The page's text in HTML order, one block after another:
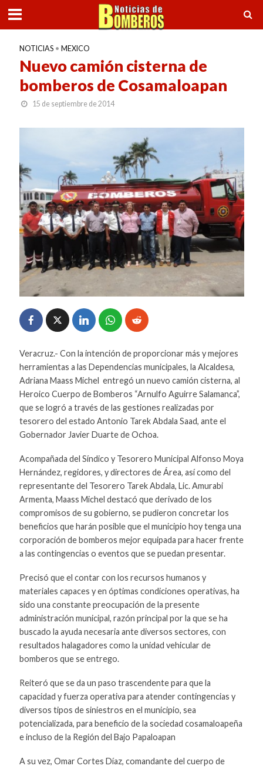
NOTICIAS • MEXICO
Nuevo camión cisterna de
bomberos de Cosamaloapan
15 de septiembre de 2014
Veracruz.- Con la intención de proporcionar más y mejores
herramientas a las Dependencias municipales, la Alcaldesa,
Adriana Maass Michel entregó un nuevo camión cisterna, al
Heroico Cuerpo de Bomberos “Arnulfo Aguirre Salamanca”,
que se logró a través de las gestiones realizadas por
tesorero del estado Antonio Tarek Abdala Saad, ante el
Gobernador Javier Duarte de Ochoa.
Acompañada del Síndico y Tesorero Municipal Alfonso Moya
Hernández, regidores, y directores de Área, así como del
representante del Tesorero Tarek Abdala, Lic. Amurabi
Armenta, Maass Michel destacó que derivado de los
compromisos de su gobierno, se pudieron concretar los
beneficios que harán posible que el municipio hoy tenga una
corporación de bomberos mejor equipada para hacer frente
a las contingencias o eventos que se puedan presentar.
Precisó que el contar con los recursos humanos y
materiales capaces y en óptimas condiciones operativas, ha
sido una constante preocupación de la presente
administración municipal, razón principal por la que se ha
buscado la ayuda necesaria ante diversos sectores, con
resultados halagadores como la unidad vehicular de
bomberos que se entrego.
Reiteró que se da un paso trascendente para que la
capacidad y fuerza operativa para atender contingencias y
diversos tipos de siniestros en el municipio, sea
potencializada, para beneficio de la sociedad cosamaloapeña
e incluso de la Región del Bajo Papaloapan
A su vez, Omar Cortes Díaz, comandante del cuerpo de